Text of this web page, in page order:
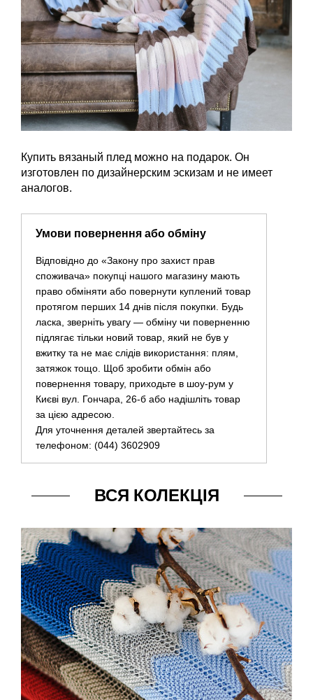
Купить вязаный плед можно на подарок. Он
изготовлен по дизайнерским эскизам и не имеет
аналогов.
Умови повернення або обміну
Відповідно до «Закону про захист прав
споживача» покупці нашого магазину мають
право обміняти або повернути куплений товар
протягом перших 14 днів після покупки. Будь
ласка, зверніть увагу — обміну чи поверненню
підлягає тільки новий товар, який не був у
вжитку та не має слідів використання: плям,
затяжок тощо. Щоб зробити обмін або
повернення товару, приходьте в шоу-рум у
Києві вул. Гончара, 26-б або надішліть товар
за цією адресою.
Для уточнення деталей звертайтесь за
телефоном: (044) 3602909
ВСЯ КОЛЕКЦІЯ